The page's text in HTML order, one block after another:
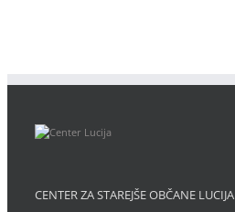
CENTER ZA STAREJŠE OBČANE LUCIJA